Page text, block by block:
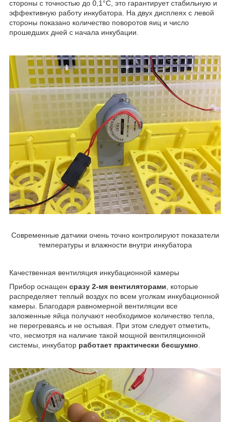
стороны с точностью до 0,1°C, это гарантирует стабильную и
эффективную работу инкубатора. На двух дисплеях с левой
стороны показано количество поворотов яиц и число
прошедших дней с начала инкубации.
Современные датчики очень точно контролируют показатели
температуры и влажности внутри инкубатора
Качественная вентиляция инкубационной камеры
Прибор оснащен сразу 2-мя вентиляторами, которые
распределяет теплый воздух по всем уголкам инкубационной
камеры. Благодаря равномерной вентиляции все
заложенные яйца получают необходимое количество тепла,
не перегреваясь и не остывая. При этом следует отметить,
что, несмотря на наличие такой мощной вентиляционной
системы, инкубатор работает практически бесшумно.